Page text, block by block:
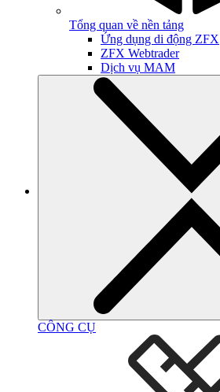
Tổng quan về nền tảng
Ứng dụng di động ZFX
ZFX Webtrader
Dịch vụ MAM
CÔNG CỤ